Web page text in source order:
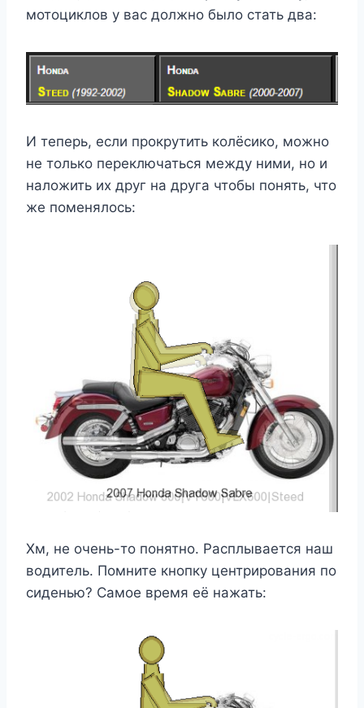
мотоциклов у вас должно было стать два:
И теперь, если прокрутить колёсико, можно
не только переключаться между ними, но и
наложить их друг на друга чтобы понять, что
же поменялось:
Хм, не очень-то понятно. Расплывается наш
водитель. Помните кнопку центрирования по
сиденью? Самое время её нажать: